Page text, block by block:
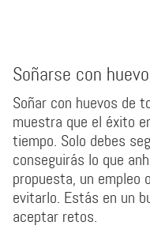
Soñarse con
Soñar con huevos de
muestra que el éxito
tiempo. Solo debes
conseguirás lo que
propuesta, un empleo
evitarlo. Estás en un
aceptar retos.